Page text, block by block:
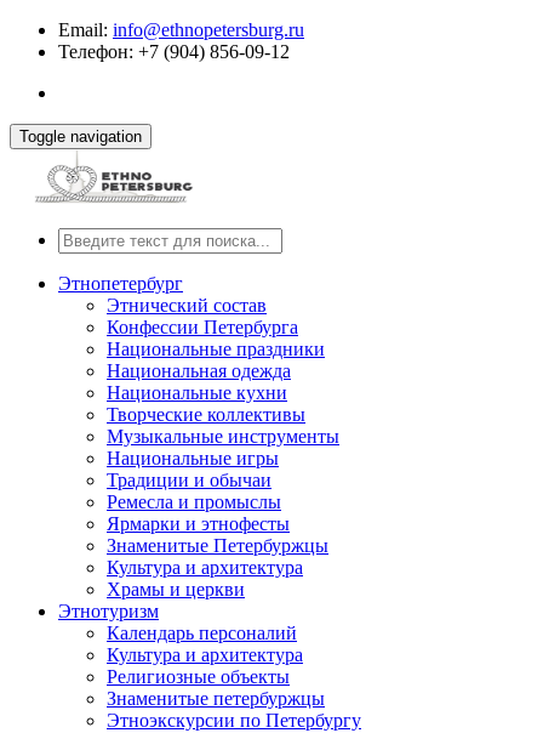
Email: info@ethnopetersburg.ru
Телефон: +7 (904) 856-09-12
Toggle navigation
Этнопетербург
Этнический состав
Конфессии Петербурга
Национальные праздники
Национальная одежда
Национальные кухни
Творческие коллективы
Музыкальные инструменты
Национальные игры
Традиции и обычаи
Ремесла и промыслы
Ярмарки и этнофесты
Знаменитые Петербуржцы
Культура и архитектура
Храмы и церкви
Этнотуризм
Календарь персоналий
Культура и архитектура
Религиозные объекты
Знаменитые петербуржцы
Этноэкскурсии по Петербургу